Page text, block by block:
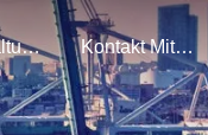
Veranstaltungen Kontakt Mit Uns